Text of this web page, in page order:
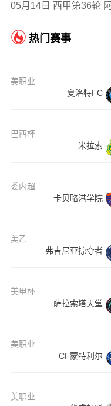
05月14日 西甲第36轮 阿拉维斯vs巴塞罗那 全场录像
热门赛事
美职业
夏洛特FC
巴西杯
米拉索
委内超
卡贝略港学院
美乙
弗吉尼亚掠夺者
美甲杯
萨拉索塔天堂
美职业
CF蒙特利尔
美职业